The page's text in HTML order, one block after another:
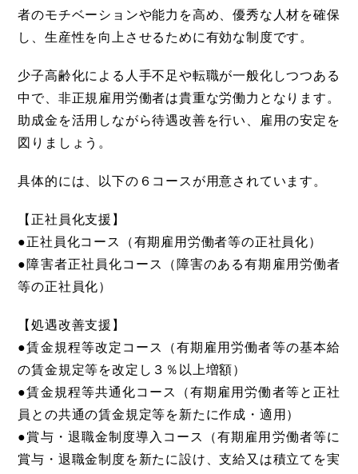
者のモチベーションや能力を高め、優秀な人材を確保
し、生産性を向上させるために有効な制度です。
少子高齢化による人手不足や転職が一般化しつつある
中で、非正規雇用労働者は貴重な労働力となります。
助成金を活用しながら待遇改善を行い、雇用の安定を
図りましょう。
具体的には、以下の６コースが用意されています。
【正社員化支援】
●正社員化コース（有期雇用労働者等の正社員化）
●障害者正社員化コース（障害のある有期雇用労働者
等の正社員化）
【処遇改善支援】
●賃金規程等改定コース（有期雇用労働者等の基本給
の賃金規定等を改定し３％以上増額）
●賃金規程等共通化コース（有期雇用労働者等と正社
員との共通の賃金規定等を新たに作成・適用）
●賞与・退職金制度導入コース（有期雇用労働者等に
賞与・退職金制度を新たに設け、支給又は積立てを実